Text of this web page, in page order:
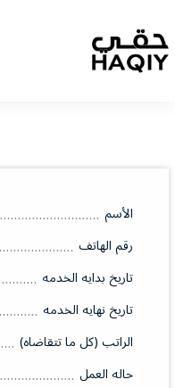
الأسم
رقم الهاتف
تاريخ بدايه الخدمه
تاريخ نهايه الخدمه
الراتب (كل ما تتقاضاه)
حاله العمل